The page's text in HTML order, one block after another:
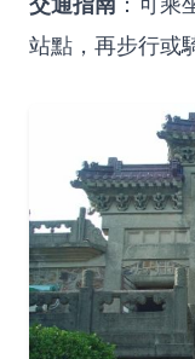
站點，再步行或